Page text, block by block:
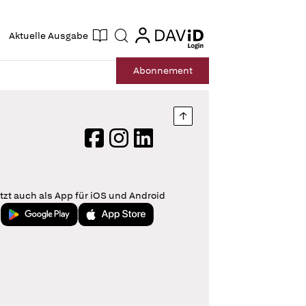
Aktuelle Ausgabe Suche login
login
Abonnement
Nach oben springen
FacebookInstagram
LinkedIn
auch als App für iOS und Android
Jetzt bei Google PlayLaden im App Store